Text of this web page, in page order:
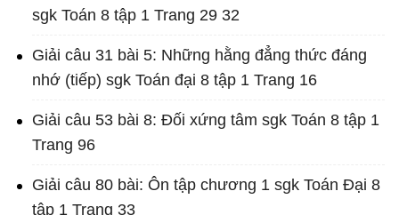
sgk Toán 8 tập 1 Trang 29 32
Giải câu 31 bài 5: Những hằng đẳng thức đáng
nhớ (tiếp) sgk Toán đại 8 tập 1 Trang 16
Giải câu 53 bài 8: Đối xứng tâm sgk Toán 8 tập 1
Trang 96
Giải câu 80 bài: Ôn tập chương 1 sgk Toán Đại 8
tập 1 Trang 33